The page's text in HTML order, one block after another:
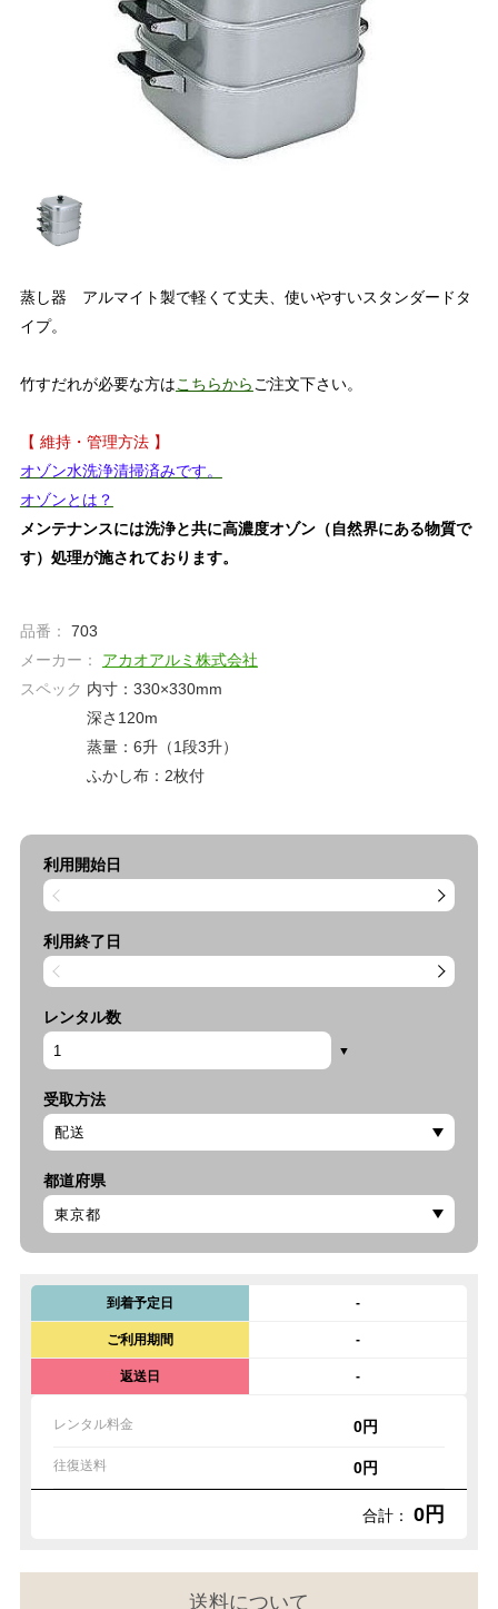
蒸し器 アルマイト製で軽くて丈夫、使いやすいスタンダードタ
イプ。
竹すだれが必要な方はこちらからご注文下さい。
【 維持・管理方法 】
オゾン水洗浄清掃済みです。
オゾンとは？
メンテナンスには洗浄と共に高濃度オゾン（自然界にある物質で
す）処理が施されております。
品番：
703
メーカー：
アカオアルミ株式会社
スペック 内寸：330×330mm
深さ120m
蒸量：6升（1段3升）
ふかし布：2枚付
利用開始日
利用終了日
レンタル数
受取方法
都道府県
到着予定日 -
ご利用期間 -
返送日 -
レンタル料金 0円
往復送料 0円
合計： 0円
送料について